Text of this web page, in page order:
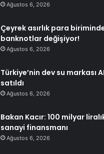
Ağustos 6, 2026
Çeyrek asırlık para
banknotlar değişiyor!
Ağustos 6, 2026
Türkiye’nin dev su markası
satıldı
Ağustos 6, 2026
Bakan Kacır: 100 milyar
sanayi finansmanı
Ağustos 6, 2026